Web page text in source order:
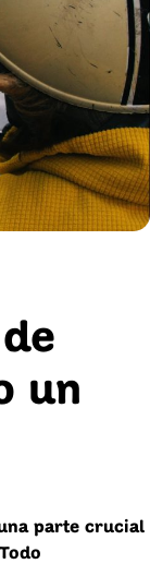
un
parte crucial